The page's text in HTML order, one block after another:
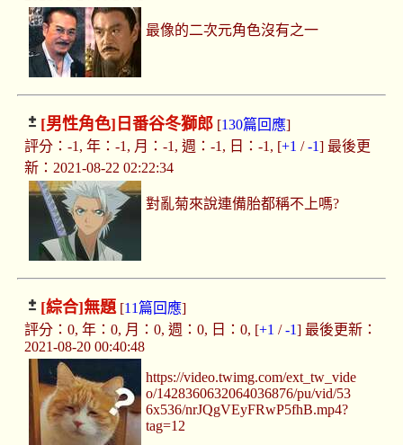
最像的二次元角色沒有之一
[男性角色] 日番谷冬獅郎[130篇回應]
評分：-1, 年：-1, 月：-1, 週：-1, 日：-1, [+1 /-1] 最後更
新：2021-08-22 02:22:34
對亂菊來說連備胎都稱不上嗎?
[綜合]無題[11篇回應]
評分：0, 年：0, 月：0, 週：0, 日：0, [+1 /-1] 最後更新：
2021-08-20 00:40:48
https://video.twimg.com/ext_tw_vide
o/1428360632064036876/pu/vid/53
6x536/nrJQgVEyFRwP5fhB.mp4?
tag=12